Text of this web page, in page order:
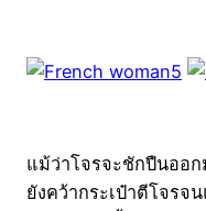
แม้ว่าโจรจะชักปืนออ
ยังคว้ากระเป๋าตีโจรจ